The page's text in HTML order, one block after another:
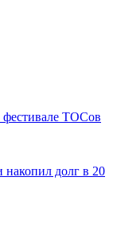
ТОСов
накопил долг в 20